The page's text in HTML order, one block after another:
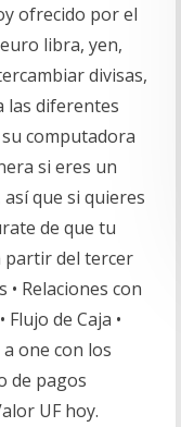
ofrecido por el
libra, yen,
divisas,
las diferentes
computadora
si eres un
que si quieres
de que tu
partir del tercer
Relaciones con
de Caja •
one con los
de pagos
UF hoy.